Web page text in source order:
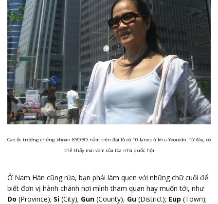
Cao ốc trường chứng khoán KYOBO nằm trên đại lộ có 10 lanes ở khu Yeouido. Từ đây, có
thể thấy mái vòm của tòa nhà quốc hội
Ở Nam Hàn cũng rứa, bạn phải làm quen với những chữ cuối để
biết đơn vị hành chánh nơi mình tham quan hay muốn tới, như
Do (Province); Si (City); Gun (County), Gu (District); Eup (Town);